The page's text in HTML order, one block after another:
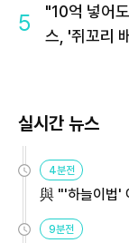
5
"10억 넣어
스, '쥐꼬리
실시간 뉴스
4분전
與 "'하늘이법'
9분전